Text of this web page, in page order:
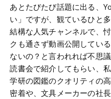
あとたびたび話題に出る、
い」ですが、観ているひと
結構な人気チャンネルで、
クも通さず動画公開してい
ないの？と言われれば不思
読書会で紹介してもらい、
学研の図鑑のクオリティの
密着や、文具メーカーの社